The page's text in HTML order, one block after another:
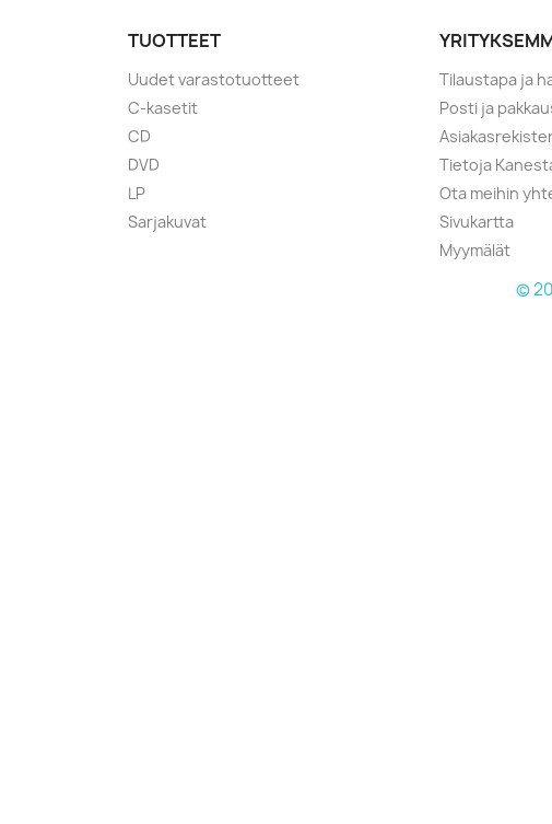
TUOTTEET
Uudet varastotuotteet
C-kasetit
CD
DVD
LP
Sarjakuvat
Tilaustapa ja
Posti ja
Tietoja
Ota meihin
Sivukartta
Myymälät
©